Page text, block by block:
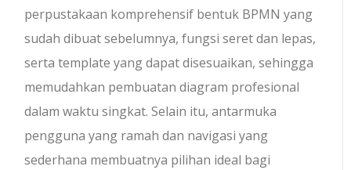
perpustakaan komprehensif bentuk BPMN yang
sudah dibuat sebelumnya, fungsi seret dan lepas,
serta template yang dapat disesuaikan, sehingga
memudahkan pembuatan diagram profesional
dalam waktu singkat. Selain itu, antarmuka
pengguna yang ramah dan navigasi yang
sederhana membuatnya pilihan ideal bagi